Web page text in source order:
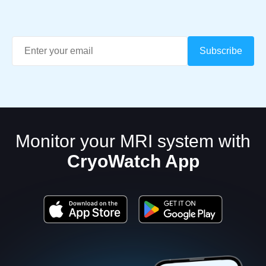
Monitor your MRI system with
CryoWatch App